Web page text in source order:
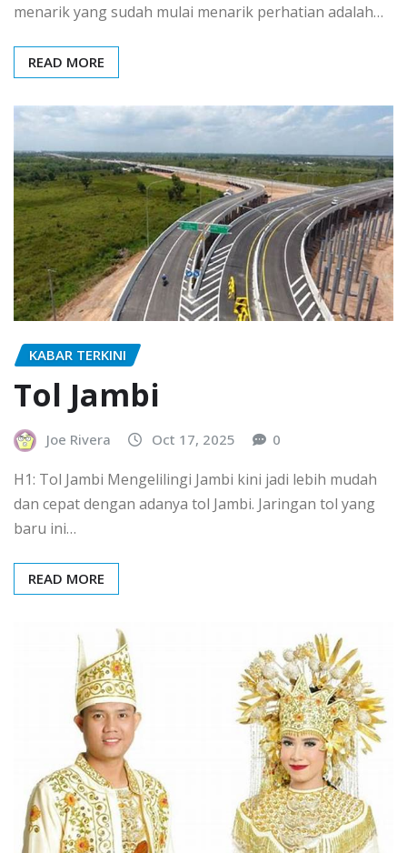
menarik yang sudah mulai menarik perhatian adalah…
READ MORE
KABAR TERKINI
Tol Jambi
Joe Rivera Oct 17, 2025 0
H1: Tol Jambi Mengelilingi Jambi kini jadi lebih mudah
dan cepat dengan adanya tol Jambi. Jaringan tol yang
baru ini…
READ MORE